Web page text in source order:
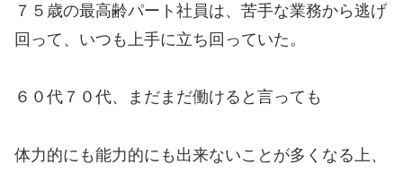
７５歳の最高齢パート社員は、苦手な業務から逃げ
回って、いつも上手に立ち回っていた。
６０代７０代、まだまだ働けると言っても
体力的にも能力的にも出来ないことが多くなる上、